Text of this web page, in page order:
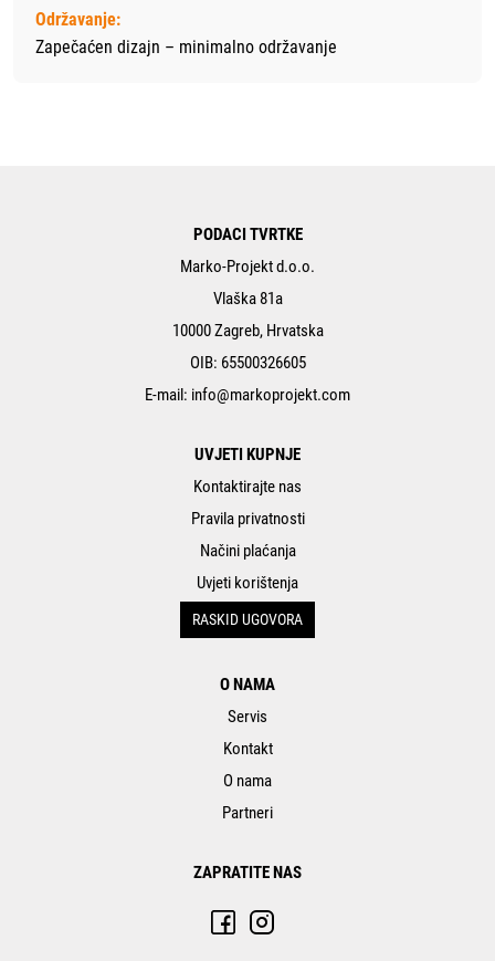
Održavanje:
Zapečaćen dizajn – minimalno održavanje
PODACI TVRTKE
Marko-Projekt d.o.o.
Vlaška 81a
10000 Zagreb, Hrvatska
OIB: 65500326605
E-mail: info@markoprojekt.com
UVJETI KUPNJE
Kontaktirajte nas
Pravila privatnosti
Načini plaćanja
Uvjeti korištenja
RASKID UGOVORA
O NAMA
Servis
Kontakt
O nama
Partneri
ZAPRATITE NAS